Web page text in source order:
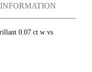
0.07 ct w vs